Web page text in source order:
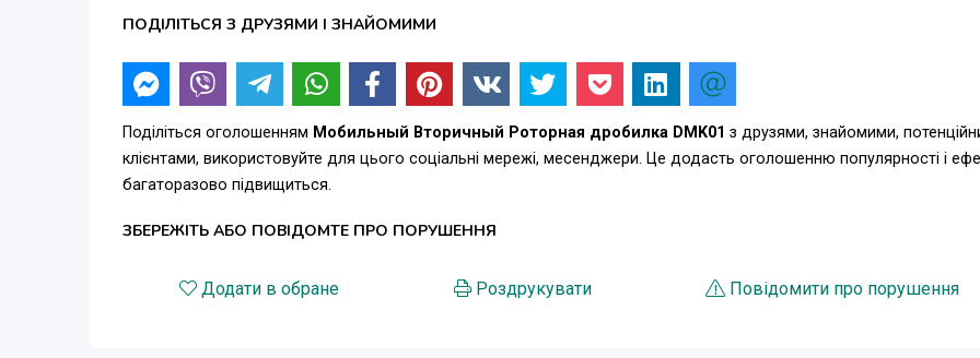
ПОДІЛІТЬСЯ З ДРУЗЯМИ І ЗНАЙОМИМИ
Поділіться оголошенням Мобильный Вторичный Роторная дробилка DMK01 з друзями, знайомими,
клієнтами, використовуйте для цього соціальні мережі, месенджери. Це додасть оголошенню популярності і
багаторазово підвищиться.
ЗБЕРЕЖІТЬ АБО ПОВІДОМТЕ ПРО ПОРУШЕННЯ
Додати в обране Роздрукувати Повідомити про порушення